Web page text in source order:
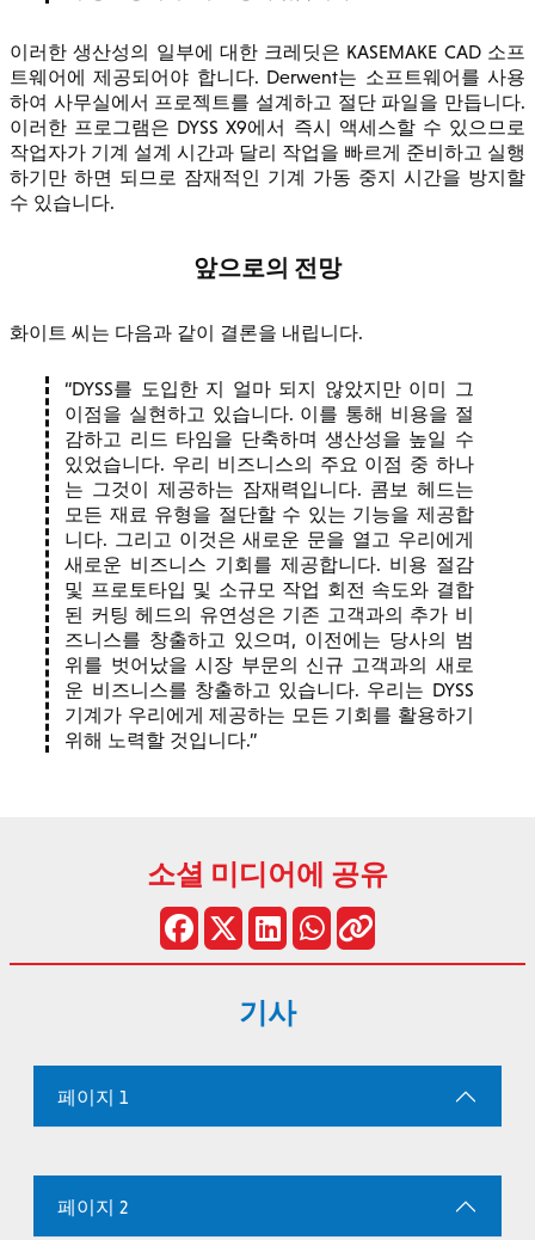
이러한 생산성의 일부에 대한 크레딧은 KASEMAKE CAD 소프
트웨어에 제공되어야 합니다. Derwent는 소프트웨어를 사용
하여 사무실에서 프로젝트를 설계하고 절단 파일을 만듭니다.
이러한 프로그램은 DYSS X9에서 즉시 액세스할 수 있으므로
작업자가 기계 설계 시간과 달리 작업을 빠르게 준비하고 실행
하기만 하면 되므로 잠재적인 기계 가동 중지 시간을 방지할
수 있습니다.
앞으로의 전망
화이트 씨는 다음과 같이 결론을 내립니다.
DYSS를 도입한 지 얼마 되지 않았지만 이미 그
이점을 실현하고 있습니다. 이를 통해 비용을 절
감하고 리드 타임을 단축하며 생산성을 높일 수
있었습니다. 우리 비즈니스의 주요 이점 중 하나
는 그것이 제공하는 잠재력입니다. 콤보 헤드는
모든 재료 유형을 절단할 수 있는 기능을 제공합
니다. 그리고 이것은 새로운 문을 열고 우리에게
새로운 비즈니스 기회를 제공합니다. 비용 절감
및 프로토타입 및 소규모 작업 회전 속도와 결합
된 커팅 헤드의 유연성은 기존 고객과의 추가 비
즈니스를 창출하고 있으며, 이전에는 당사의 범
위를 벗어났을 시장 부문의 신규 고객과의 새로
운 비즈니스를 창출하고 있습니다. 우리는 DYSS
기계가 우리에게 제공하는 모든 기회를 활용하기
위해 노력할 것입니다.
소셜 미디어에 공유
기사
페이지 1
페이지 2